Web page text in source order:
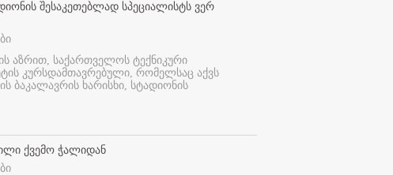
შესაკეთებლად სპეციალისტს ვერ
აზრით, საქართველოს ტექნიკური
კურსდამთავრებული, რომელსაც აქვს
ბაკალავრის ხარისხი, სტადიონის
ქვემო ჭალიდან